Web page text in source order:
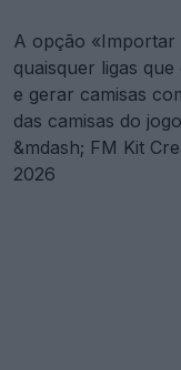
A opção «Importar
quaisquer ligas
e gerar camisas
das camisas do
&mdash; FM Kit
2026